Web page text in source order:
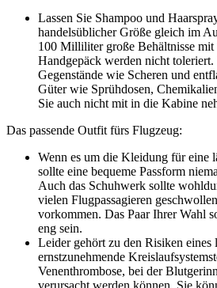
Lassen Sie Shampoo und
handelsüblicher Größe gleich im
100 Milliliter große Behältnisse
Handgepäck werden nicht toleriert.
Gegenstände wie Scheren und
Güter wie Sprühdosen,
Sie auch nicht mit in die Kabine
Das passende Outfit fürs Flugzeug:
Wenn es um die Kleidung für eine
sollte eine bequeme Passform
Auch das Schuhwerk sollte
vielen Flugpassagieren
vorkommen. Das Paar Ihrer Wahl
eng sein.
Leider gehört zu den Risiken eines
ernstzunehmende
Venenthrombose, bei der
verursacht werden können. Sie